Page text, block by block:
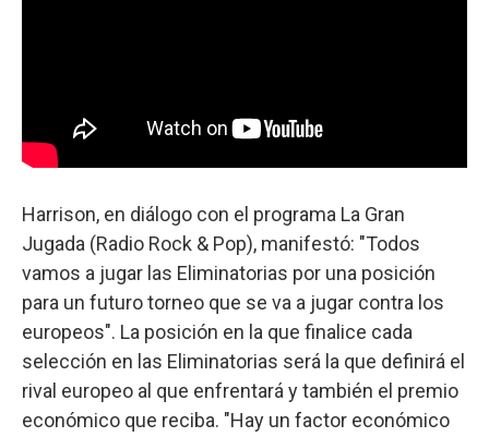
Harrison, en diálogo con el programa La Gran
Jugada (Radio Rock & Pop), manifestó: "Todos
vamos a jugar las Eliminatorias por una posición
para un futuro torneo que se va a jugar contra los
europeos". La posición en la que finalice cada
selección en las Eliminatorias será la que definirá el
rival europeo al que enfrentará y también el premio
económico que reciba. "Hay un factor económico